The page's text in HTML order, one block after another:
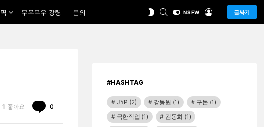
무우무우 강령 문의
SWITCHSEARCHNSFW 글싸기
1 좋아요 0
#HASHTAG
JYP (2) 강동원 (1) 구몬 (1)
극한직업 (1) 김동희 (1)